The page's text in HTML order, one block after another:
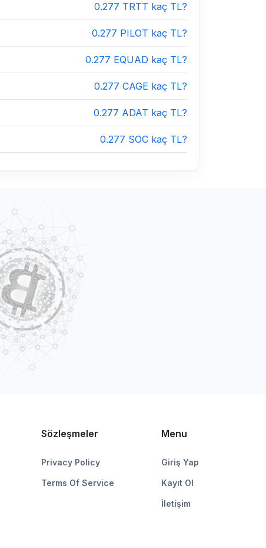
0.277 TRTT kaç TL?
0.277 PILOT kaç TL?
0.277 EQUAD kaç TL?
0.277 CAGE kaç TL?
0.277 ADAT kaç TL?
0.277 SOC kaç TL?
Sözleşmeler
Privacy Policy
Terms Of Service
Menu
Giriş Yap
Kayıt Ol
İletişim